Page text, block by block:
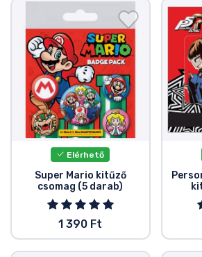
Elérhető
Super Mario kitűző
csomag (5 darab)
1 390 Ft